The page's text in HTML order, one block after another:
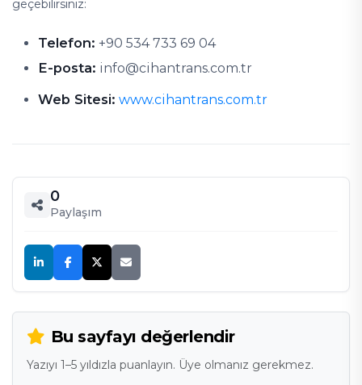
geçebilirsiniz:
Telefon: +90 534 733 69 04
E-posta: info@cihantrans.com.tr
Web Sitesi: www.cihantrans.com.tr
0
Paylaşım
Bu sayfayı değerlendir
Yazıyı 1–5 yıldızla puanlayın. Üye olmanız gerekmez.